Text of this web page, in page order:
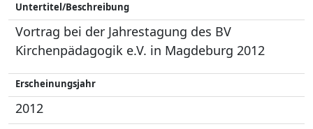
Untertitel/Beschreibung
Vortrag bei der Jahrestagung des BV
Kirchenpädagogik e.V. in Magdeburg 2012
Erscheinungsjahr
2012